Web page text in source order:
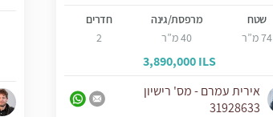
שטח
74 מ”ר
מרפסת/גינה
40 מ”ר
חדרים
2
3,890,000 ILS
אירית עמרם - מס' רישיון
31928633